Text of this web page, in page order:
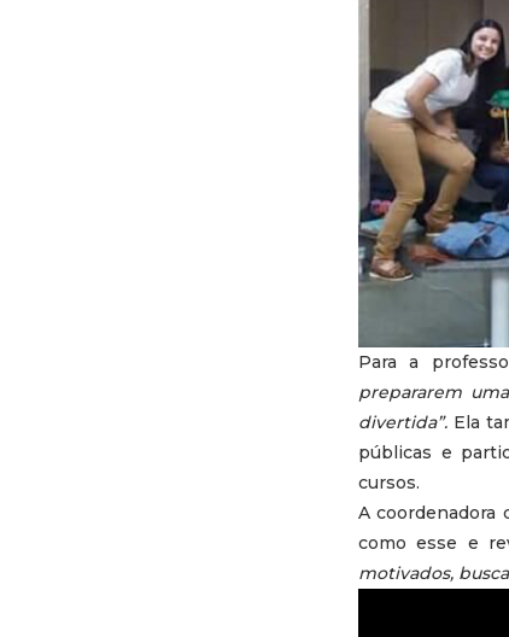
Para a
prepararem
divertida”. Ela
públicas e
cursos.
A coordenadora
como esse e
motivados,